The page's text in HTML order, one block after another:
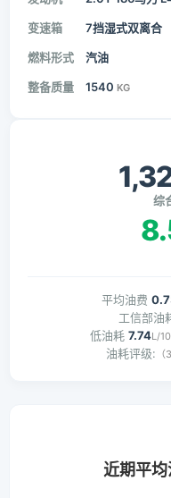
变速箱 7挡湿式双离合
燃料形式 汽油
整备质量 1540 KG
综
平均油费
工信部油
低油耗 7.74L/
油耗评级: